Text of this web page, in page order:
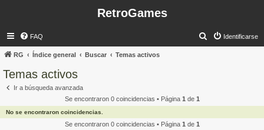
RetroGames
FAQ Identificarse
r
RG Índice general Buscar Temas activos
Temas activos
Ir a búsqueda avanzada
Se encontraron 0 coincidencias • Página 1 de 1
No se encontraron coincidencias.
Se encontraron 0 coincidencias • Página 1 de 1